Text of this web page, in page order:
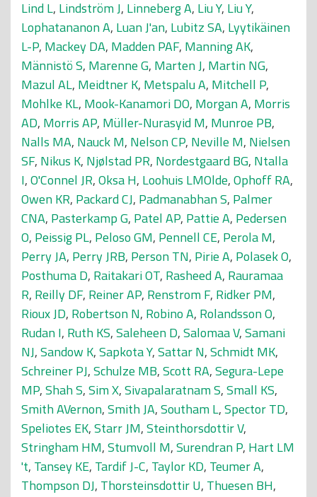
Lind L, Lindström J, Linneberg A, Liu Y, Liu Y,
Lophatananon A, Luan J'an, Lubitz SA, Lyytikäinen
L-P, Mackey DA, Madden PAF, Manning AK,
Männistö S, Marenne G, Marten J, Martin NG,
Mazul AL, Meidtner K, Metspalu A, Mitchell P,
Mohlke KL, Mook-Kanamori DO, Morgan A, Morris
AD, Morris AP, Müller-Nurasyid M, Munroe PB,
Nalls MA, Nauck M, Nelson CP, Neville M, Nielsen
SF, Nikus K, Njølstad PR, Nordestgaard BG, Ntalla
I,O'Connel JR,Oksa H, Loohuis LMOlde,Ophoff RA,
Owen KR, Packard CJ, Padmanabhan S, Palmer
CNA, Pasterkamp G, Patel AP, Pattie A, Pedersen
O, Peissig PL, Peloso GM, Pennell CE, Perola M,
Perry JA, Perry JRB, Person TN, Pirie A, Polasek O,
Posthuma D, Raitakari OT, Rasheed A, Rauramaa
R, Reilly DF, Reiner AP, Renstrom F, Ridker PM,
Rioux JD, Robertson N, Robino A, Rolandsson O,
Rudan I, Ruth KS,Saleheen D,Salomaa V,Samani
NJ,Sandow K,Sapkota Y,Sattar N,Schmidt MK,
Schreiner PJ,Schulze MB,Scott RA,Segura-Lepe
MP,Shah S,Sim X,Sivapalaratnam S,Small KS,
Smith AVernon,Smith JA,Southam L,Spector TD,
Speliotes EK,Starr JM,Steinthorsdottir V,
Stringham HM,Stumvoll M,Surendran P, Hart LM
't, Tansey KE, Tardif J-C, Taylor KD, Teumer A,
Thompson DJ, Thorsteinsdottir U, Thuesen BH,